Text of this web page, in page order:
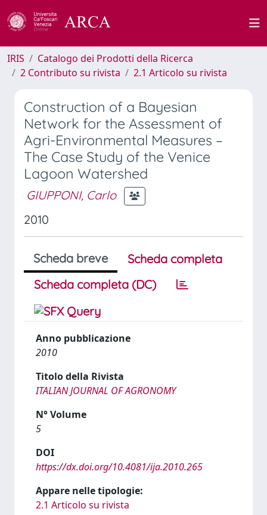
IRIS
Catalogo dei Prodotti della Ricerca
2 Contributo su rivista
2.1 Articolo su rivista
Construction of a Bayesian
Network for the Assessment of
Agri-Environmental Measures –
The Case Study of the Venice
Lagoon Watershed
GIUPPONI, Carlo
2010
Scheda breve
Scheda completa
Scheda completa (DC)
Anno pubblicazione
2010
Titolo della Rivista
ITALIAN JOURNAL OF AGRONOMY
N° Volume
5
DOI
https://dx.doi.org/10.4081/ija.2010.265
Appare nelle tipologie:
2.1 Articolo su rivista